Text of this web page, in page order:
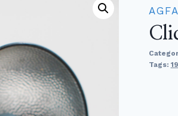
AGFA
Tags: